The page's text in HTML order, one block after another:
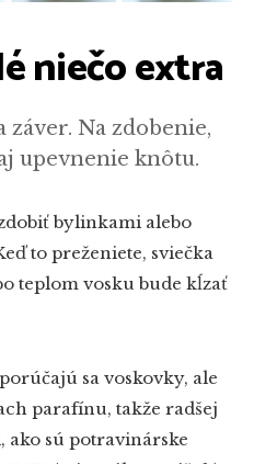
niečo extra
záver. Na zdobenie,
upevnenie knôtu.
bylinkami alebo
to preženiete, sviečka
teplom vosku bude kĺzať
sa voskovky, ale
parafínu, takže radšej
ako sú potravinárske